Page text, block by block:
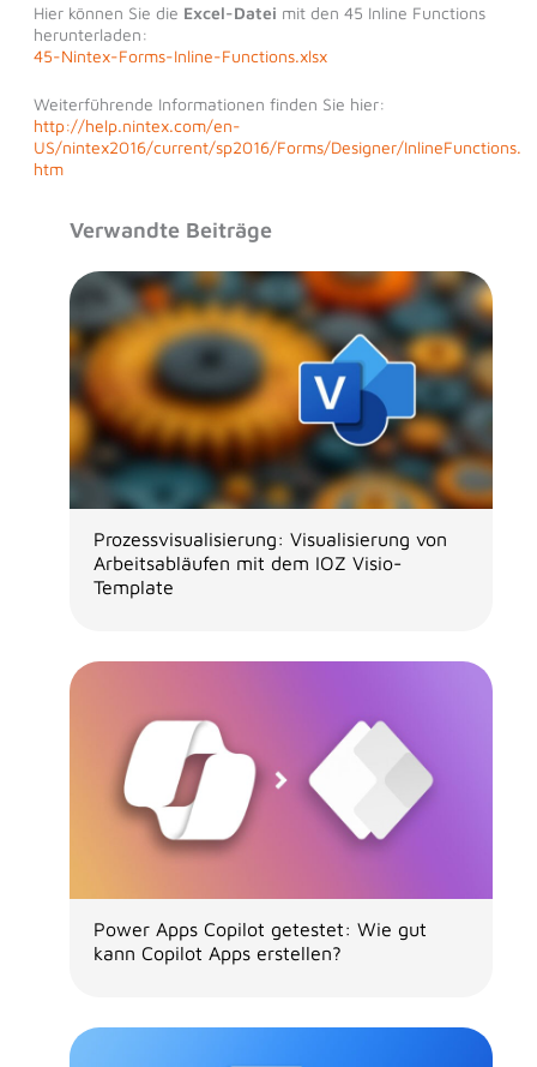
Hier können Sie die Excel-Datei mit den 45 Inline Functions
herunterladen:
45-Nintex-Forms-Inline-Functions.xlsx
Weiterführende Informationen finden Sie hier:
http://help.nintex.com/en-
US/nintex2016/current/sp2016/Forms/Designer/InlineFunctions.
htm
Verwandte Beiträge
Prozessvisualisierung: Visualisierung von
Arbeitsabläufen mit dem IOZ Visio-
Template
Power Apps Copilot getestet: Wie gut
kann Copilot Apps erstellen?